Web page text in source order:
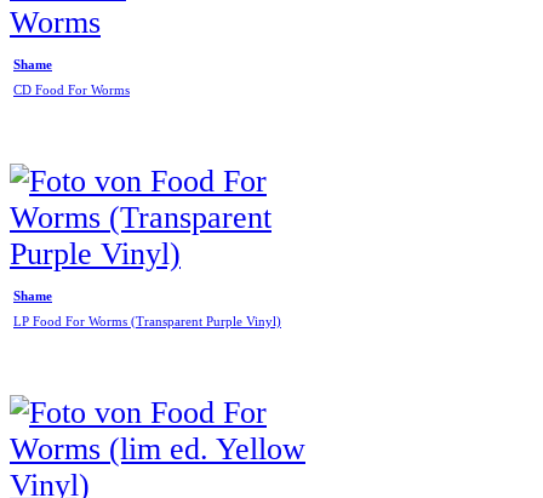
Shame
CD Food For Worms
Shame
LP Food For Worms (Transparent Purple Vinyl)